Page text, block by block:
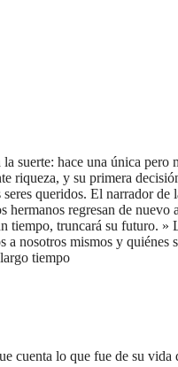
hace una única
y su primera
queridos. El narrador
regresan de
truncará su futuro.
nosotros mismos y
tiempo
cuenta lo que fue de su